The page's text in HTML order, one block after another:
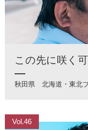
この先に咲く
秋田県 北海道・東北
Vol.46